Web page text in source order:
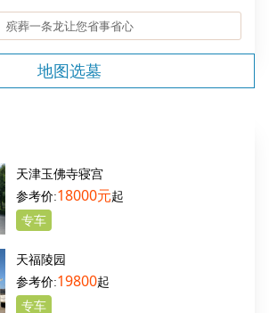
殡葬一条龙让您省事省心
地图选墓
天津玉佛寺寝宫
18000元起
专车
天福陵园
19800起
专车